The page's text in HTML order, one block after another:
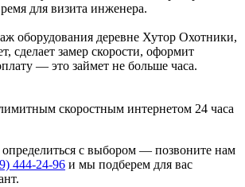
для визита инженера.
оборудования деревне Хутор Охотники,
сделает замер скорости, оформит
— это займет не больше часа.
скоростным интернетом 24 часа
с выбором — позвоните нам
444-24-96 и мы подберем для вас